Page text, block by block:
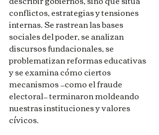
conflictos, estrategias y tensiones
internas. Se rastrean las bases
sociales del poder, se analizan
discursos fundacionales, se
problematizan reformas educativas
y se examina cómo ciertos
mecanismos —como el fraude
electoral— terminaron moldeando
nuestras instituciones y valores
cívicos.